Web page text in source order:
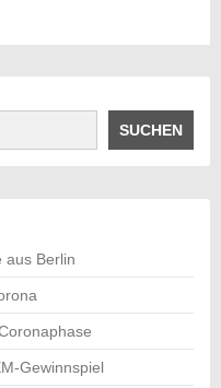
SUCHEN
aus Berlin
Gewinnspiel